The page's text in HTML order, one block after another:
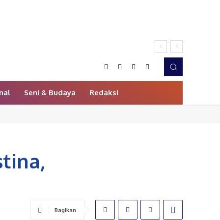
Seni & Budaya Redaksi
Bagikan